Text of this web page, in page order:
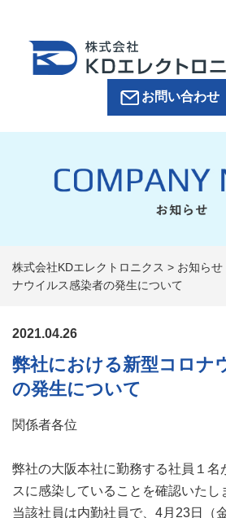
お問い合わせ
株式会社KDエレクトロニクス > お知らせ
ナウイルス感染者の発生について
2021.04.26
弊社における新型コロナ
の発生について
関係者各位
弊社の大阪本社に勤務する社員１名
スに感染していることを確認いたし
当該社員は内勤社員で、4月23日（